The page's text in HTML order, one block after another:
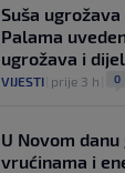
Suša
Palama
ugrožava i
VIJESTI prije 3 h 0
U Novom
vrućinama i